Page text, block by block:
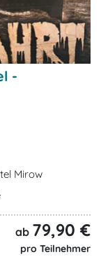
-
Mirow
ab 79,90 €
pro Teilnehmer